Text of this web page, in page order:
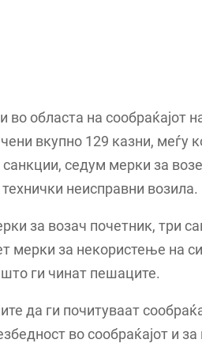
во областа на сообраќајот
вкупно 129 казни, меѓу
седум мерки за
неисправни возила.
за возач почетник, три
мерки за некористење на
ги чинат пешаците.
да ги почитуваат
во сообраќајот и